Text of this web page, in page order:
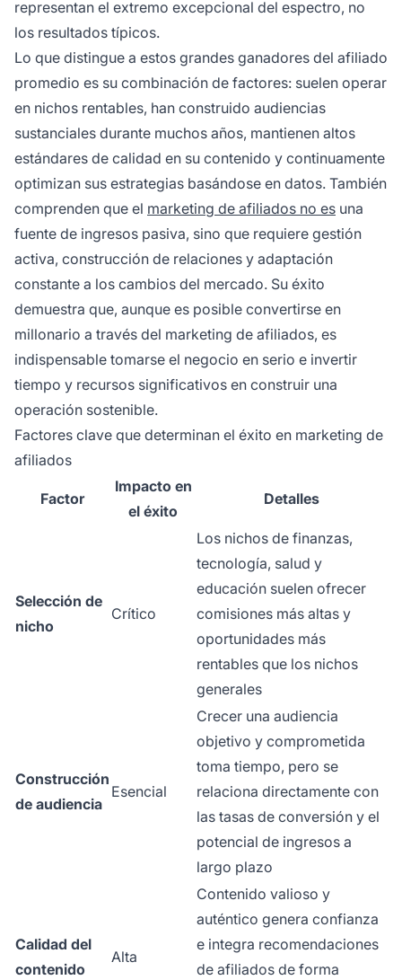
representan el extremo excepcional del espectro, no
los resultados típicos.
Lo que distingue a estos grandes ganadores del afiliado
promedio es su combinación de factores: suelen operar
en nichos rentables, han construido audiencias
sustanciales durante muchos años, mantienen altos
estándares de calidad en su contenido y continuamente
optimizan sus estrategias basándose en datos. También
comprenden que el marketing de afiliados no es una
fuente de ingresos pasiva, sino que requiere gestión
activa, construcción de relaciones y adaptación
constante a los cambios del mercado. Su éxito
demuestra que, aunque es posible convertirse en
millonario a través del marketing de afiliados, es
indispensable tomarse el negocio en serio e invertir
tiempo y recursos significativos en construir una
operación sostenible.
Factores clave que determinan el éxito en marketing de
afiliados
Factor
Impacto en
el éxito
Detalles
Selección de
nicho
Crítico
Los nichos de finanzas,
tecnología, salud y
educación suelen ofrecer
comisiones más altas y
oportunidades más
rentables que los nichos
generales
Construcción
de audiencia
Esencial
Crecer una audiencia
objetivo y comprometida
toma tiempo, pero se
relaciona directamente con
las tasas de conversión y el
potencial de ingresos a
largo plazo
Calidad del
contenido
Alta
Contenido valioso y
auténtico genera confianza
e integra recomendaciones
de afiliados de forma